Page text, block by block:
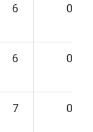
6 0
6 0
7 0